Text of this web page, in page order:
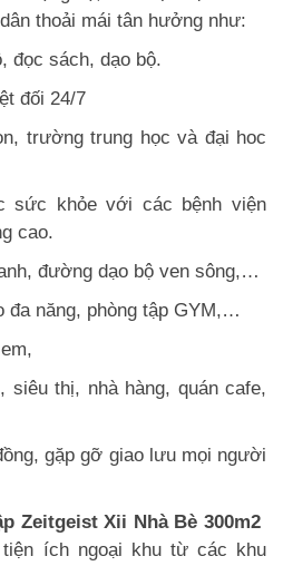
thoải mái tân hưởng như:
đọc sách, dạo bộ.
đối 24/7
trường trung học và đại hoc
sức khỏe với các bệnh viện
cao.
đường dạo bộ ven sông,…
đa năng, phòng tập GYM,…
siêu thị, nhà hàng, quán cafe,
gặp gỡ giao lưu mọi người
Zeitgeist Xii Nhà Bè 300m2
ích ngoại khu từ các khu